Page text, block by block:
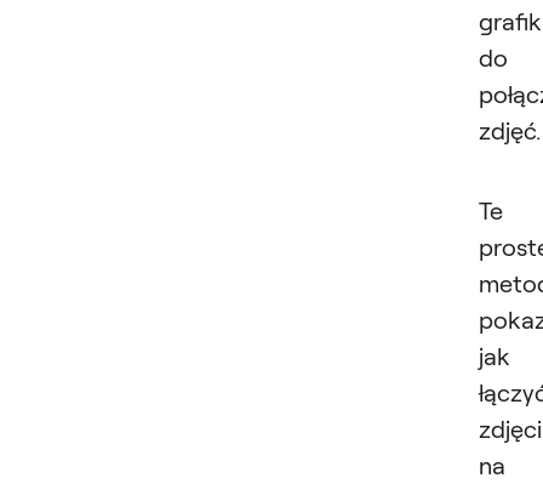
do
zdjęć.
Te
jak
na